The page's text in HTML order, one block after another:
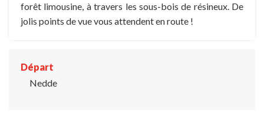
forêt limousine, à travers les sous-bois de résineux. De
jolis points de vue vous attendent en route !
Départ
Nedde